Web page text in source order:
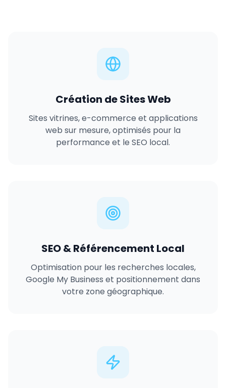
Création de Sites Web
Sites vitrines, e-commerce et applications
web sur mesure, optimisés pour la
performance et le SEO local.
SEO & Référencement Local
Optimisation pour les recherches locales,
Google My Business et positionnement dans
votre zone géographique.